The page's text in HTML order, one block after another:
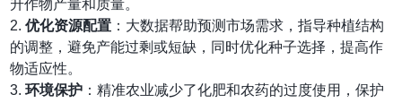
升作物产量和质量。
2.优化资源配置 ：大数据帮助预测市场需求，指导种植结构
的调整，避免产能过剩或短缺，同时优化种子选择，提高作
物适应性。
3.环境保护 ：精准农业减少了化肥和农药的过度使用，保护